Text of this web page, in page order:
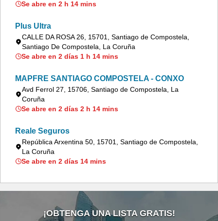
Se abre en 2 h 14 mins
Plus Ultra
CALLE DA ROSA 26, 15701, Santiago de Compostela,
Santiago De Compostela, La Coruña
Se abre en 2 días 1 h 14 mins
MAPFRE SANTIAGO COMPOSTELA - CONXO
Avd Ferrol 27, 15706, Santiago de Compostela, La
Coruña
Se abre en 2 días 2 h 14 mins
Reale Seguros
República Arxentina 50, 15701, Santiago de Compostela,
La Coruña
Se abre en 2 días 14 mins
¡OBTENGA UNA LISTA GRATIS!